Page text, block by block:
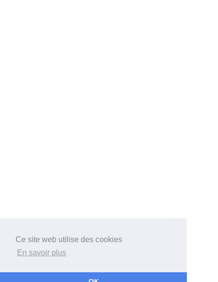
Ce site web utilise des cookies
En savoir plus